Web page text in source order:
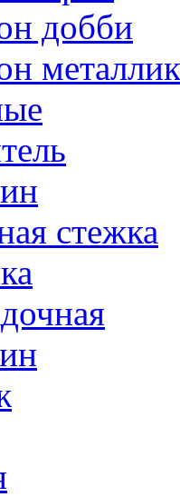
добби
металлик
стежка